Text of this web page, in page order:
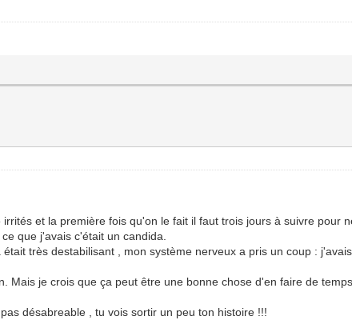
et la première fois qu'on le fait il faut trois jours à suivre pour
que j'avais c'était un candida.
très destabilisant , mon système nerveux a pris un coup :
je crois que ça peut être une bonne chose d'en faire de
désabreable , tu vois sortir un peu ton histoire !!!